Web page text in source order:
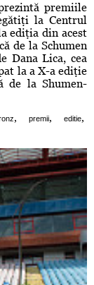
premiile
la Centrul
ediţia din acest
de la Schumen
Dana Lica, cea
la a X-a ediţie
de la Shumen-
, premii, editie,